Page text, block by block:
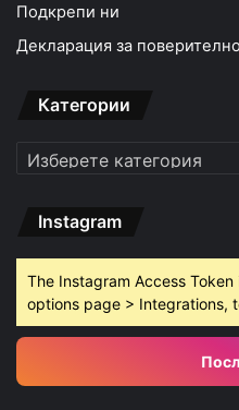
Подкрепи ни
Декларация за
Категории
Категории
Instagram
The Instagram Access
options page > Integrations,